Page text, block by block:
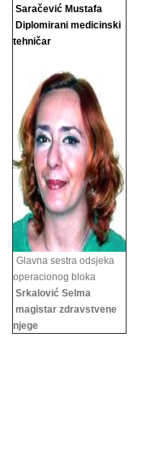
Saračević Mustafa
Diplomirani medicinski
tehničar
Glavna sestra odsjeka
operacionog bloka
Srkalović Selma
magistar zdravstvene
njege